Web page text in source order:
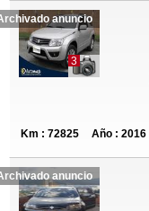
anuncio
3
Km : 72825
Año : 2016
anuncio